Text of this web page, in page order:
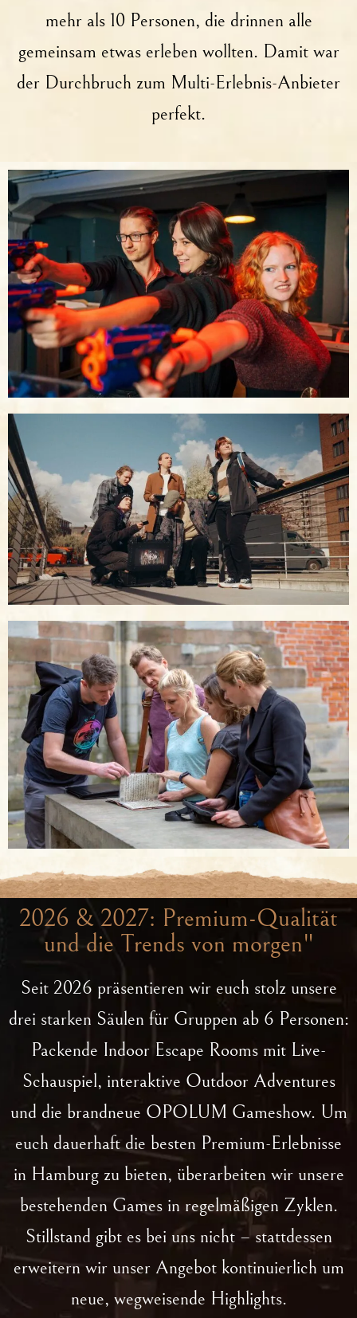
mehr als 10 Personen, die drinnen alle
gemeinsam etwas erleben wollten. Damit war
der Durchbruch zum Multi-Erlebnis-Anbieter
perfekt.
2026 & 2027: Premium-Qualität
und die Trends von morgen"
Seit 2026 präsentieren wir euch stolz unsere
drei starken Säulen für Gruppen ab 6 Personen:
Packende Indoor Escape Rooms mit Live-
Schauspiel, interaktive Outdoor Adventures
und die brandneue OPOLUM Gameshow. Um
euch dauerhaft die besten Premium-Erlebnisse
in Hamburg zu bieten, überarbeiten wir unsere
bestehenden Games in regelmäßigen Zyklen.
Stillstand gibt es bei uns nicht – stattdessen
erweitern wir unser Angebot kontinuierlich um
neue, wegweisende Highlights.